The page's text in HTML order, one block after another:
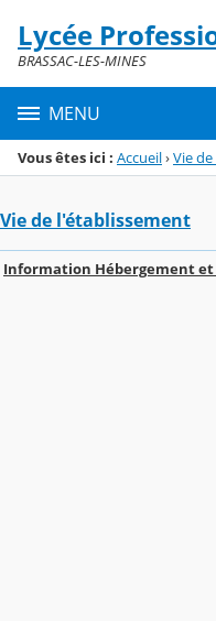
Menu de la rubrique
Contenu
Lycée
BRASSAC-LES-MINES
MENU
Vous êtes ici : Accueil›Vie
Vie de l'établissement
Information Hébergement